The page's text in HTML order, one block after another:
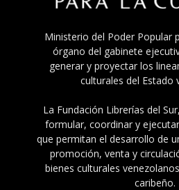
Ministerio del Poder Popular
órgano del gabinete
generar y proyectar los
culturales del Estado
La Fundación Librerías del
formular, coordinar y
que permitan el desarrollo de
promoción, venta y
bienes culturales
caribeño.